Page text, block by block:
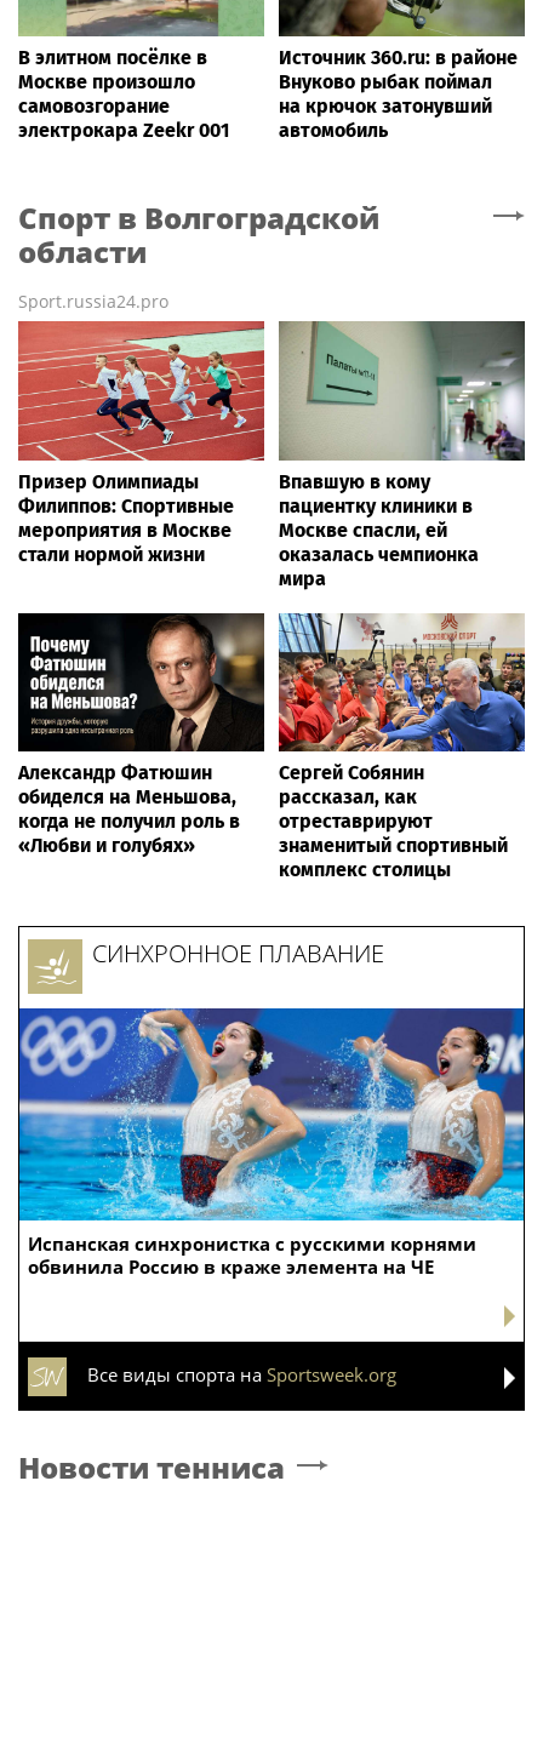
В элитном посёлке в
Москве произошло
самовозгорание
электрокара Zeekr 001
Источник 360.ru: в районе
Внуково рыбак поймал
на крючок затонувший
автомобиль
Спорт в Волгоградской
области
Sport.russia24.pro
Призер Олимпиады
Филиппов: Спортивные
мероприятия в Москве
стали нормой жизни
Впавшую в кому
пациентку клиники в
Москве спасли, ей
оказалась чемпионка
мира
Александр Фатюшин
обиделся на Меньшова,
когда не получил роль в
«Любви и голубях»
Сергей Собянин
рассказал, как
отреставрируют
знаменитый спортивный
комплекс столицы
Испанская синхронистка с русскими корнями
обвинила Россию в краже элемента на ЧЕ
СИНХРОННОЕ ПЛАВАНИЕ
Все виды спорта на Sportsweek.org
Новости тенниса